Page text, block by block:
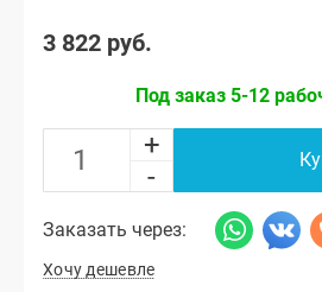
3 822 руб.
Под заказ 5-12
+
-
Заказать через:
Хочу дешевле